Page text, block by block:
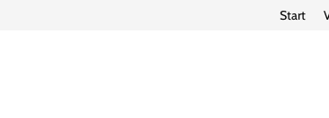
Start